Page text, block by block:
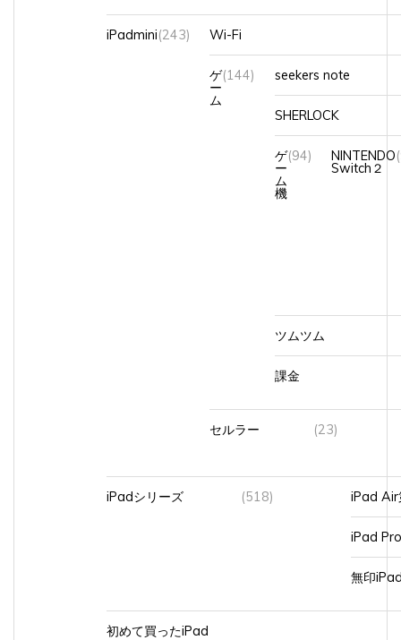
iPadmini(243) Wi-Fi
ゲ
ー
ム
(144) seekers note
SHERLOCK
ゲ
ー
ム
機
(94) NINTENDO
Switch２
ツムツム
課金
セルラー (23)
iPadシリーズ (518) iPad Air
iPad Pro
無印
初めて買ったiPad